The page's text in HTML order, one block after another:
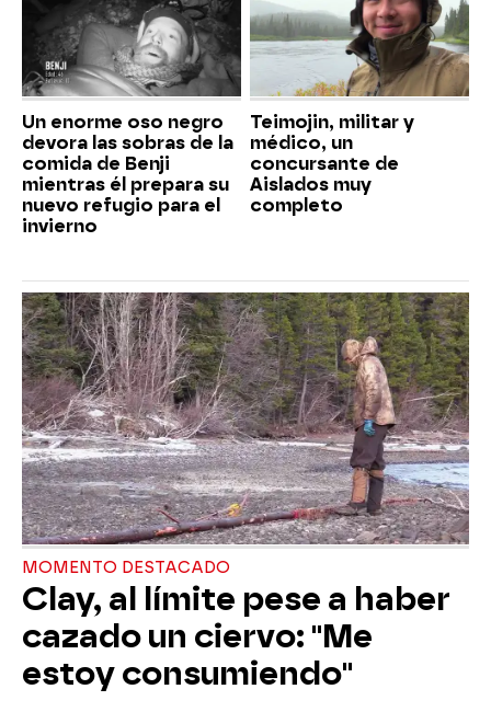
Un enorme oso negro
devora las sobras de la
comida de Benji
mientras él prepara su
nuevo refugio para el
invierno
Teimojin, militar y
médico, un
concursante de
Aislados muy
completo
MOMENTO DESTACADO
Clay, al límite pese a haber
cazado un ciervo: "Me
estoy consumiendo"